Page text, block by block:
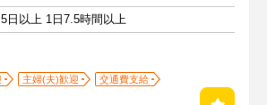
日以上 1日7.5時間以上
主婦(夫)歓迎
交通費支給